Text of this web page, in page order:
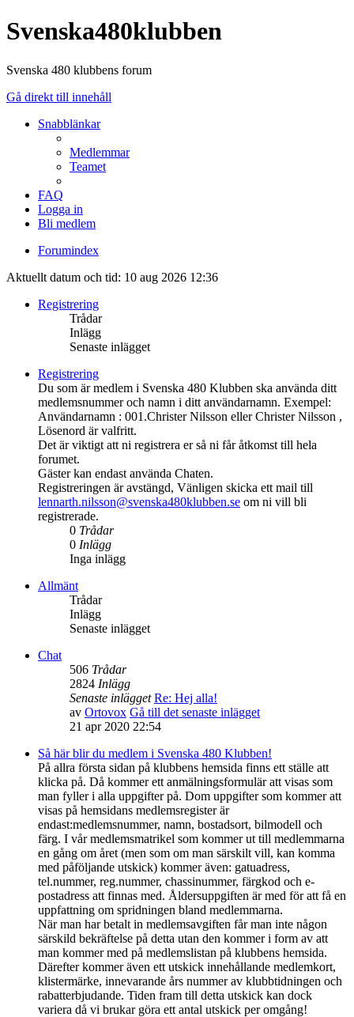
Svenska480klubben
Svenska 480 klubbens forum
Gå direkt till innehåll
Snabblänkar
Medlemmar
Teamet
FAQ
Logga in
Bli medlem
Forumindex
Aktuellt datum och tid: 10 aug 2026 12:36
Registrering
Trådar
Inlägg
Senaste inlägget
Registrering
Du som är medlem i Svenska 480 Klubben ska använda ditt
medlemsnummer och namn i ditt användarnamn. Exempel:
Användarnamn : 001.Christer Nilsson eller Christer Nilsson ,
Lösenord är valfritt.
Det är viktigt att ni registrera er så ni får åtkomst till hela
forumet.
Gäster kan endast använda Chaten.
Registreringen är avstängd, Vänligen skicka ett mail till
lennarth.nilsson@svenska480klubben.se om ni vill bli
registrerade.
0 Trådar
0 Inlägg
Inga inlägg
Allmänt
Trådar
Inlägg
Senaste inlägget
Chat
506 Trådar
2824 Inlägg
Senaste inlägget Re: Hej alla!
av Ortovox Gå till det senaste inlägget
21 apr 2020 22:54
Så här blir du medlem i Svenska 480 Klubben!
På allra första sidan på klubbens hemsida finns ett ställe att
klicka på. Då kommer ett anmälningsformulär att visas som
man fyller i alla uppgifter på. Dom uppgifter som kommer att
visas på hemsidans medlemsregister är
endast:medlemsnummer, namn, bostadsort, bilmodell och
färg. I vår medlemsmatrikel som kommer ut till medlemmarna
en gång om året (men som om man särskilt vill, kan komma
med påföljande utskick) kommer även: gatuadress,
tel.nummer, reg.nummer, chassinummer, färgkod och e-
postadress att finnas med. Åldersuppgiften är med för att få en
uppfattning om spridningen bland medlemmarna.
När man har betalt in medlemsavgiften får man inte någon
särskild bekräftelse på detta utan den kommer i form av att
man kommer med på medlemslistan på klubbens hemsida.
Därefter kommer även ett utskick innehållande medlemkort,
klistermärke, innevarande års nummer av klubbtidningen och
rabatterbjudande. Tiden fram till detta utskick kan dock
variera då vi brukar göra ett antal utskick per omgång!